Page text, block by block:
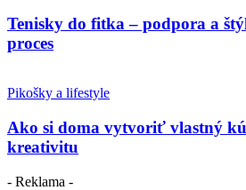
Tenisky do fitka – podpora a
proces
Pikošky a lifestyle
Ako si doma vytvoriť vlastný
kreativitu
- Reklama -